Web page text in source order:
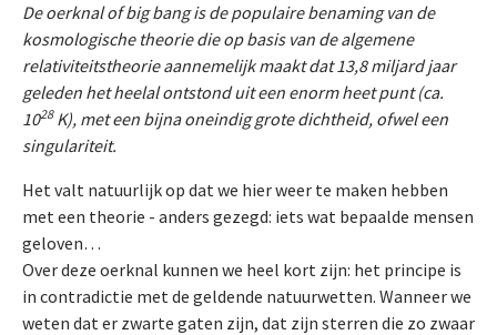
De oerknal of big bang is de populaire benaming van de
kosmologische theorie die op basis van de algemene
relativiteitstheorie aannemelijk maakt dat 13,8 miljard jaar
geleden het heelal ontstond uit een enorm heet punt (ca.
1028K), met een bijna oneindig grote dichtheid, ofwel een
singulariteit.
Het valt natuurlijk op dat we hier weer te maken hebben
met een theorie - anders gezegd: iets wat bepaalde mensen
geloven…
Over deze oerknal kunnen we heel kort zijn: het principe is
in contradictie met de geldende natuurwetten. Wanneer we
weten dat er zwarte gaten zijn, dat zijn sterren die zo zwaar